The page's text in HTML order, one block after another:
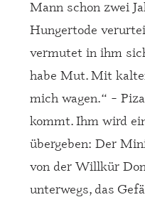
Mann schon zwei
Hungertode
vermutet in ihm
habe Mut. Mit
mich wagen.“ –
kommt. Ihm wird
übergeben: Der
von der Willkür
unterwegs, das